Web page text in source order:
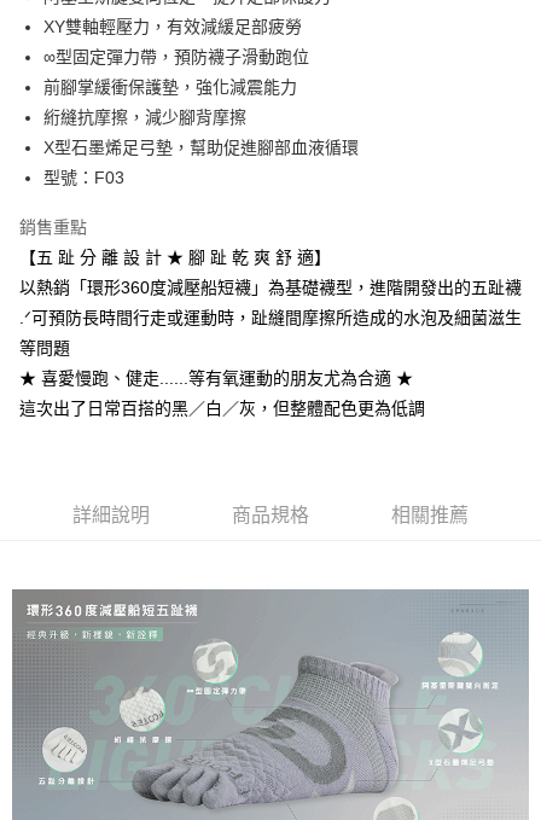
ATM付款
運送方式
每筆NT$100，滿NT$888(含以上)免運費
7-11取貨付款
每筆NT$100，滿NT$888(含以上)免運費
付款後7-11取貨
每筆NT$100，滿NT$888(含以上)免運費
宅配-離島
查看運費
XY雙軸輕壓力，有效減緩足部疲勞
∞型固定彈力帶，預防襪子滑動跑位
前腳掌緩衝保護墊，強化減震能力
絎縫抗摩擦，減少腳背摩擦
X型石墨烯足弓墊，幫助促進腳部血液循環
型號：F03
銷售重點
【五 趾 分 離 設 計 ★ 腳 趾 乾 爽 舒 適】
以熱銷「環形360度減壓船短襪」為基礎襪型，進階開發出的五趾襪
.ᐟ可預防長時間行走或運動時，趾縫間摩擦所造成的水泡及細菌滋生
等問題
★ 喜愛慢跑、健走......等有氧運動的朋友尤為合適 ★
這次出了日常百搭的黑／白／灰，但整體配色更為低調
詳細說明 商品規格 相關推薦